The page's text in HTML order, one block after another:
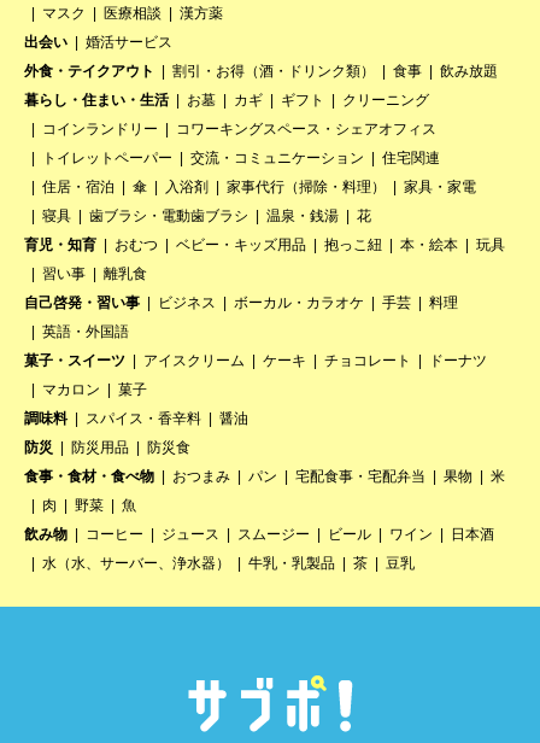
マスク
医療相談
漢方薬
出会い
婚活サービス
外食・テイクアウト
割引・お得（酒・ドリンク類） 食事
飲み放題
暮らし・住まい・生活
お墓 カギ ギフト
クリーニング
コインランドリー
コワーキングスペース・シェアオフィス
トイレットペーパー
交流・コミュニケーション
住宅関連
住居・宿泊
傘 入浴剤 家事代行（掃除・料理）
家具・家電
寝具
歯ブラシ・電動歯ブラシ 温泉・銭湯
花
育児・知育
おむつ ベビー・キッズ用品 抱っこ紐 本・絵本
玩具
習い事
離乳食
自己啓発・習い事
ビジネス ボーカル・カラオケ 手芸
料理
英語・外国語
菓子・スイーツ
アイスクリーム ケーキ チョコレート
ドーナツ
マカロン
菓子
調味料
スパイス・香辛料
醤油
防災
防災用品
防災食
食事・食材・食べ物
おつまみ パン 宅配食事・宅配弁当 果物
米
肉
野菜
魚
飲み物
コーヒー ジュース スムージー ビール ワイン
日本酒
水（水、サーバー、浄水器）
牛乳・乳製品 茶 豆乳